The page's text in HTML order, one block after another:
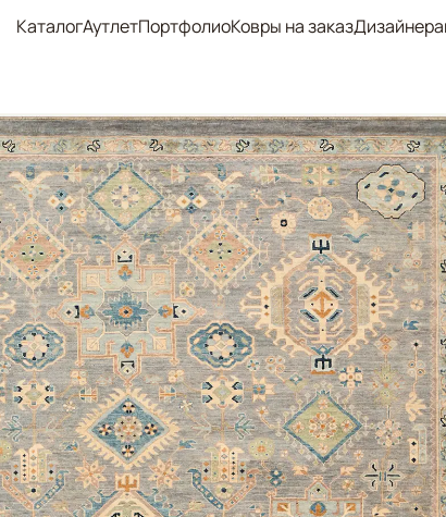
КаталогАутлетПортфолиоКовры на заказ